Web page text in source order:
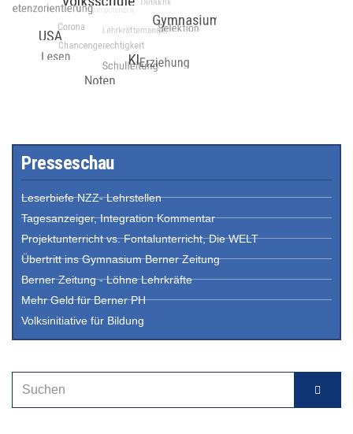
Presseschau
Leserbiefe NZZ- Lehrstellen
Tagesanzeiger, Integration Kommentar
Projektunterricht vs. Fontalunterricht, Die WELT
Übertritt ins Gymnasium Berner Zeitung
Berner Zeitung - Löhne Lehrkräfte
Mehr Geld für Berner PH
Volksinitiative für Bildung